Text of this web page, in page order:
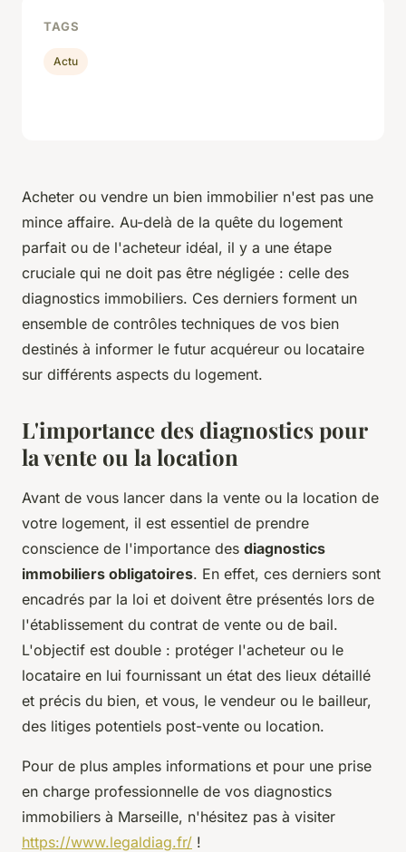
Acheter ou vendre un bien immobilier n'est pas une
mince affaire. Au-delà de la quête du logement
parfait ou de l'acheteur idéal, il y a une étape
cruciale qui ne doit pas être négligée : celle des
diagnostics immobiliers. Ces derniers forment un
ensemble de contrôles techniques de vos bien
destinés à informer le futur acquéreur ou locataire
sur différents aspects du logement.
L'importance des diagnostics pour
la vente ou la location
Avant de vous lancer dans la vente ou la location de
votre logement, il est essentiel de prendre
conscience de l'importance des diagnostics
immobiliers obligatoires. En effet, ces derniers sont
encadrés par la loi et doivent être présentés lors de
l'établissement du contrat de vente ou de bail.
L'objectif est double : protéger l'acheteur ou le
locataire en lui fournissant un état des lieux détaillé
et précis du bien, et vous, le vendeur ou le bailleur,
des litiges potentiels post-vente ou location.
Pour de plus amples informations et pour une prise
en charge professionnelle de vos diagnostics
immobiliers à Marseille, n'hésitez pas à visiter
https://www.legaldiag.fr/ !
TAGS
Actu